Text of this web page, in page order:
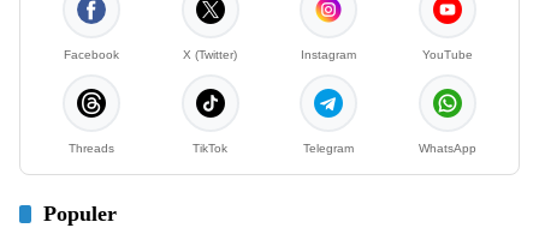
Facebook X (Twitter) Instagram YouTube
Threads TikTok Telegram WhatsApp
Populer